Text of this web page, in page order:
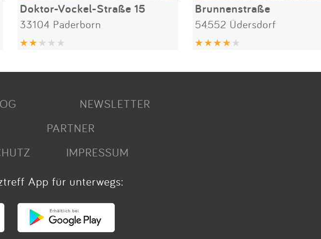
Doktor-Vockel-Straße 15
33104 Paderborn
Brunnenstraße
54552 Üdersdorf
NEWSLETTER
PARTNER
IMPRESSUM
App für unterwegs: